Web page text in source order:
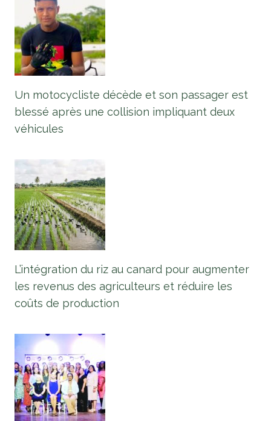
Un motocycliste décède et son passager est
blessé après une collision impliquant deux
véhicules
L’intégration du riz au canard pour augmenter
les revenus des agriculteurs et réduire les
coûts de production